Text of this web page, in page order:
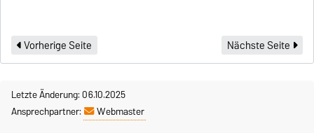
Vorherige Seite Nächste Seite
Letzte Änderung: 06.10.2025
Ansprechpartner:
Webmaster